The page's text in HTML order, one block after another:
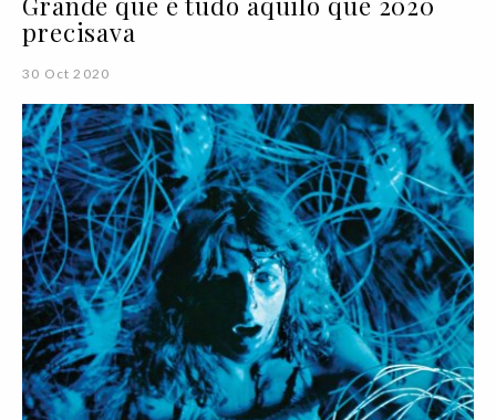
precisava
30 Oct 2020